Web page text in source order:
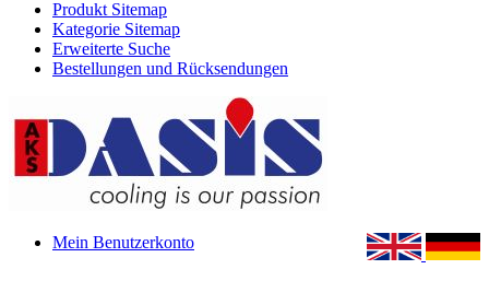
Produkt Sitemap
Kategorie Sitemap
Erweiterte Suche
Bestellungen und Rücksendungen
Mein Benutzerkonto